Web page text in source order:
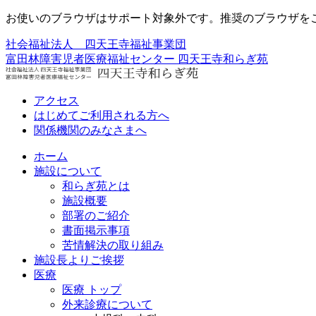
お使いのブラウザはサポート対象外です。推奨のブラウザを
社会福祉法人 四天王寺福祉事業団
富田林障害児者医療福祉センター 四天王寺和らぎ苑
アクセス
はじめてご利用される方へ
関係機関のみなさまへ
ホーム
施設について
和らぎ苑とは
施設概要
部署のご紹介
書面掲示事項
苦情解決の取り組み
施設長よりご挨拶
医療
医療 トップ
外来診療について